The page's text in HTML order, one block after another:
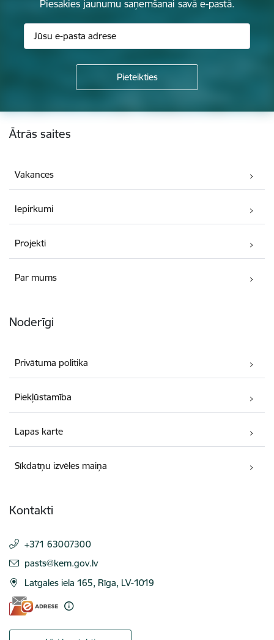
Piesakies jaunumu saņemšanai savā e-pastā.
Kājene
Ātrās saites
Vakances
Iepirkumi
Projekti
Par mums
Noderīgi
Privātuma politika
Piekļūstamība
Lapas karte
Sīkdatņu izvēles maiņa
Kontakti
+371 63007300
E-pasts:
pasts@kem.gov.lv
Latgales iela 165, Rīga, LV-1019